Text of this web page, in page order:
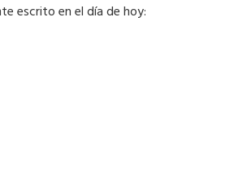
escrito en el día de hoy: